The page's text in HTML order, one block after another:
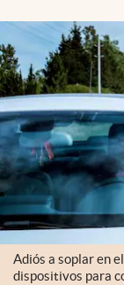
Adiós a soplar en
dispositivos para